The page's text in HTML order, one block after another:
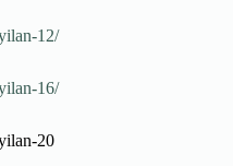
12/
16/
20